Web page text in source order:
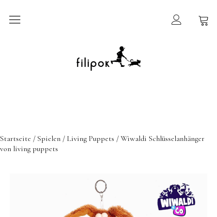
Sommermarkt
New In
Wigiwama
Accessoires
Startseite / Spielen / Living Puppets / Wiwaldi Schlüsselanhänger
von living puppets